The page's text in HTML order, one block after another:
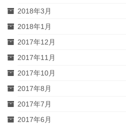
2018年3月
2018年1月
2017年12月
2017年11月
2017年10月
2017年8月
2017年7月
2017年6月